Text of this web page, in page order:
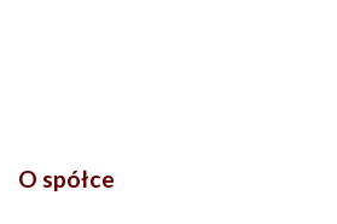
O spółce